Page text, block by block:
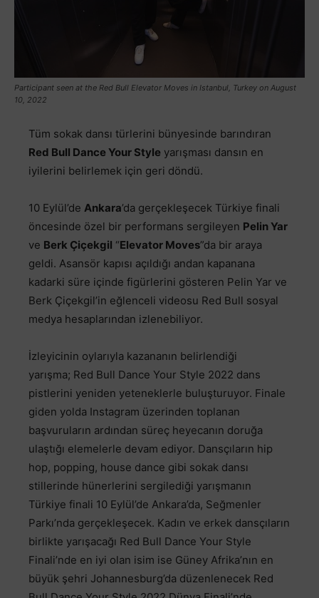
Participant seen at the Red Bull Elevator Moves in Istanbul, Turkey on August
10, 2022
Tüm sokak dansı türlerini bünyesinde barındıran
Red Bull Dance Your Style yarışması dansın en
iyilerini belirlemek için geri döndü.
10 Eylül’de Ankara’da gerçekleşecek Türkiye finali
öncesinde özel bir performans sergileyen Pelin Yar
ve Berk Çiçekgil “Elevator Moves”da bir araya
geldi. Asansör kapısı açıldığı andan kapanana
kadarki süre içinde figürlerini gösteren Pelin Yar ve
Berk Çiçekgil’in eğlenceli videosu Red Bull sosyal
medya hesaplarından izlenebiliyor.
İzleyicinin oylarıyla kazananın belirlendiği
yarışma; Red Bull Dance Your Style 2022 dans
pistlerini yeniden yeteneklerle buluşturuyor. Finale
giden yolda Instagram üzerinden toplanan
başvuruların ardından süreç heyecanın doruğa
ulaştığı elemelerle devam ediyor. Dansçıların hip
hop, popping, house dance gibi sokak dansı
stillerinde hünerlerini sergilediği yarışmanın
Türkiye finali 10 Eylül’de Ankara’da, Seğmenler
Parkı’nda gerçekleşecek. Kadın ve erkek dansçıların
birlikte yarışacağı Red Bull Dance Your Style
Finali’nde en iyi olan isim ise Güney Afrika’nın en
büyük şehri Johannesburg’da düzenlenecek Red